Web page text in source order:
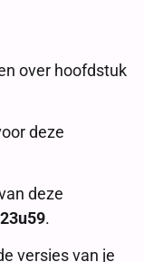
over hoofdstuk
deze
deze
.
versies van je